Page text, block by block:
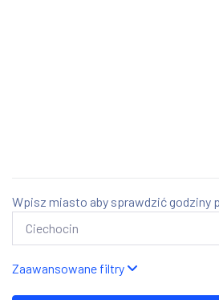
Wpisz miasto aby sprawdzić godziny
Zaawansowane filtry